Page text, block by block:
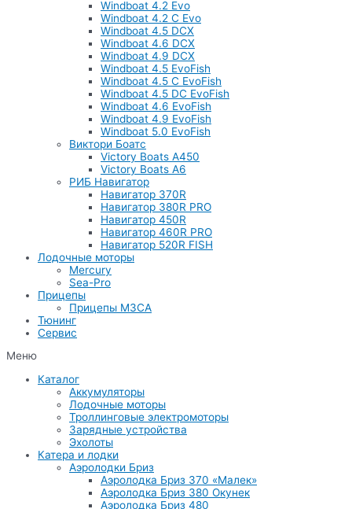
Windboat 4.2 Evo
Windboat 4.2 C Evo
Windboat 4.5 DCX
Windboat 4.6 DCX
Windboat 4.9 DCX
Windboat 4.5 EvoFish
Windboat 4.5 C EvoFish
Windboat 4.5 DC EvoFish
Windboat 4.6 EvoFish
Windboat 4.9 EvoFish
Windboat 5.0 EvoFish
Виктори Боатс
Victory Boats A450
Victory Boats A6
РИБ Навигатор
Навигатор 370R
Навигатор 380R PRO
Навигатор 450R
Навигатор 460R PRO
Навигатор 520R FISH
Лодочные моторы
Mercury
Sea-Pro
Прицепы
Прицепы МЗСА
Тюнинг
Сервис
Меню
Каталог
Аккумуляторы
Лодочные моторы
Троллинговые электромоторы
Зарядные устройства
Эхолоты
Катера и лодки
Аэролодки Бриз
Аэролодка Бриз 370 «Малек»
Аэролодка Бриз 380 Окунек
Аэролодка Бриз 480